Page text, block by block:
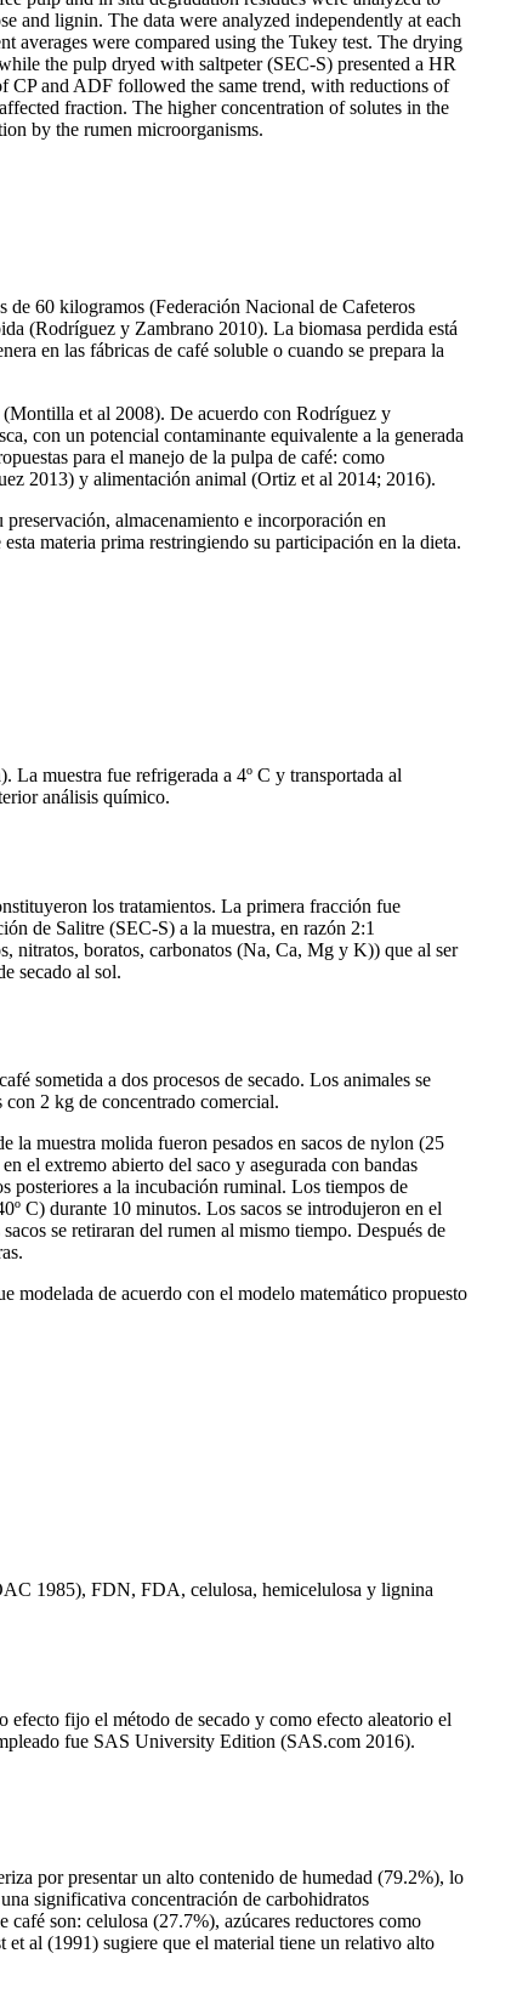
and lignin. The data were analyzed independently at each
averages were compared using the Tukey test. The drying
the pulp dryed with saltpeter (SEC-S) presented a HR
and ADF followed the same trend, with reductions of
fraction. The higher concentration of solutes in the
by the rumen microorganisms.
60 kilogramos (Federación Nacional de Cafeteros
(Rodríguez y Zambrano 2010). La biomasa perdida está
en las fábricas de café soluble o cuando se prepara la
et al 2008). De acuerdo con Rodríguez y
con un potencial contaminante equivalente a la generada
para el manejo de la pulpa de café: como
2013) y alimentación animal (Ortiz et al 2014; 2016).
almacenamiento e incorporación en
materia prima restringiendo su participación en la dieta.
muestra fue refrigerada a 4º C y transportada al
análisis químico.
los tratamientos. La primera fracción fue
de Salitre (SEC-S) a la muestra, en razón 2:1
nitratos, boratos, carbonatos (Na, Ca, Mg y K)) que al ser
secado al sol.
sometida a dos procesos de secado. Los animales se
2 kg de concentrado comercial.
la muestra molida fueron pesados en sacos de nylon (25
el extremo abierto del saco y asegurada con bandas
posteriores a la incubación ruminal. Los tiempos de
C) durante 10 minutos. Los sacos se introdujeron en el
se retiraran del rumen al mismo tiempo. Después de
de acuerdo con el modelo matemático propuesto
1985), FDN, FDA, celulosa, hemicelulosa y lignina
fijo el método de secado y como efecto aleatorio el
fue SAS University Edition (SAS.com 2016).
por presentar un alto contenido de humedad (79.2%), lo
significativa concentración de carbohidratos
son: celulosa (27.7%), azúcares reductores como
al (1991) sugiere que el material tiene un relativo alto